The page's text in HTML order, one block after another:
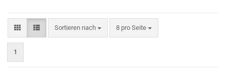
Sortieren nach 8 pro Seite
1